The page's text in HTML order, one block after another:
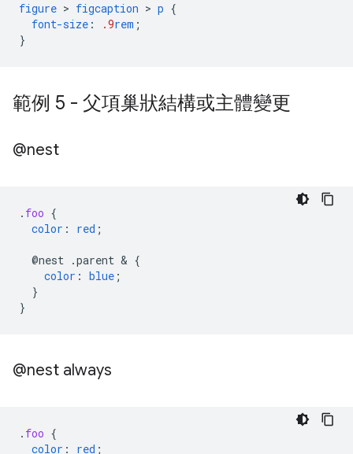
figure > figcaption > p {
font-size : .9rem ;
}
範例 5 - 父項巢狀結構或主體變更
@nest
. foo {
color : red ;
@nest .parent & {
color : blue ;
}
}
@nest always
. foo {
color : red ;